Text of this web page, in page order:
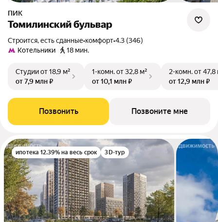
ПИК
Томилинский бульвар
Строится, есть сданные•комфорт•4.3 (346)
Котельники
18 мин.
Студииот 18,9 м²
от 7,9 млн ₽
1-комн.от 32,8 м²
от 10,1 млн ₽
2-комн.от 47,8
от 12,9 млн ₽
Позвонить Позвоните мне
ипотека 12.39% на весь срок 3D-тур